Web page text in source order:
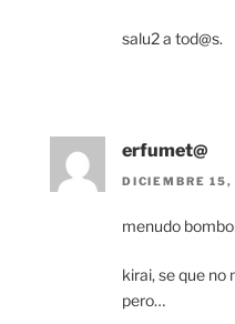
salu2 a tod@s.
erfumet@
DICIEMBRE
menudo
kirai, se que no
pero…